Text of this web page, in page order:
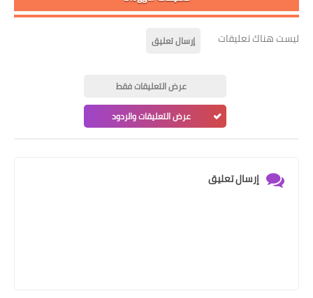
ليست هناك تعليقات إرسال تعليق
عرض التعليقات فقط
عرض التعليقات والردود
إرسال تعليق